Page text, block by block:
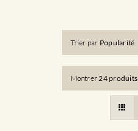
Trier par Popularité
Montrer24 produits